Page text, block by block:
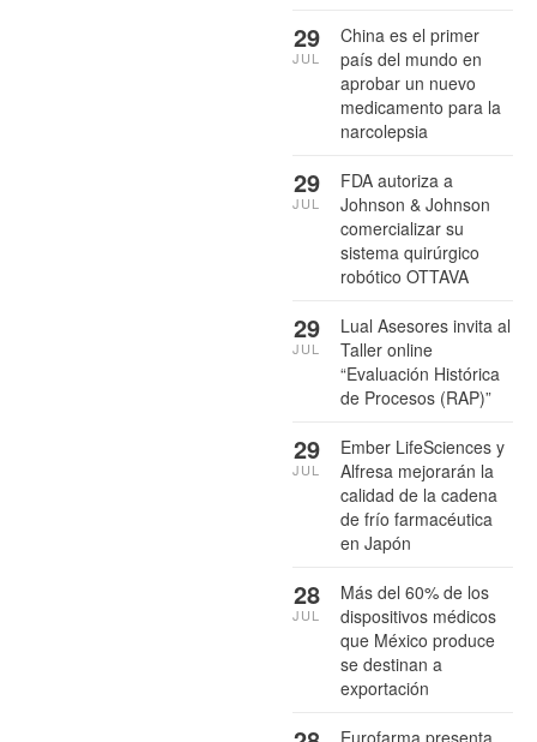
China es el primer
país del mundo en
aprobar un nuevo
medicamento para la
narcolepsia
29
JUL
FDA autoriza a
Johnson & Johnson
comercializar su
sistema quirúrgico
robótico OTTAVA
29
JUL
Lual Asesores invita al
Taller online
“Evaluación Histórica
de Procesos (RAP)”
29
JUL
Ember LifeSciences y
Alfresa mejorarán la
calidad de la cadena
de frío farmacéutica
en Japón
29
JUL
Más del 60% de los
dispositivos médicos
que México produce
se destinan a
exportación
28
JUL